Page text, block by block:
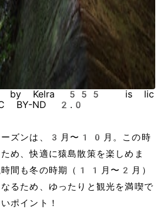
by Kelra 555 is lic
BY-ND 2.0
ーズンは、3月〜10月。この時
め、快適に猿島散策を楽しめま
時間も冬の時期（11月〜2月）
るため、ゆったりと観光を満喫で
ポイント！